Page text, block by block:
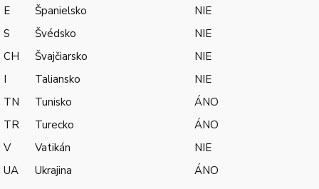
E
Španielsko
NIE
S
Švédsko
NIE
CH
Švajčiarsko
NIE
I
Taliansko
NIE
TN
Tunisko
ÁNO
TR
Turecko
ÁNO
V
Vatikán
NIE
UA
Ukrajina ÁNO